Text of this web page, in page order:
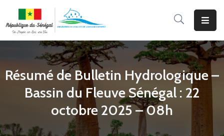
Ministère
Projets
Résumé de Bulletin Hydrologique –
Bassin du Fleuve Sénégal : 22
octobre 2025 – 08h